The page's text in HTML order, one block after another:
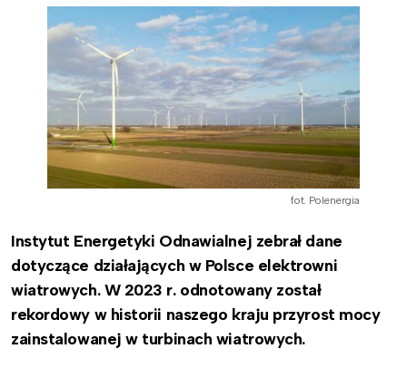
fot. Polenergia
Instytut Energetyki Odnawialnej zebrał dane
dotyczące działających w Polsce elektrowni
wiatrowych. W 2023 r. odnotowany został
rekordowy w historii naszego kraju przyrost mocy
zainstalowanej w turbinach wiatrowych.